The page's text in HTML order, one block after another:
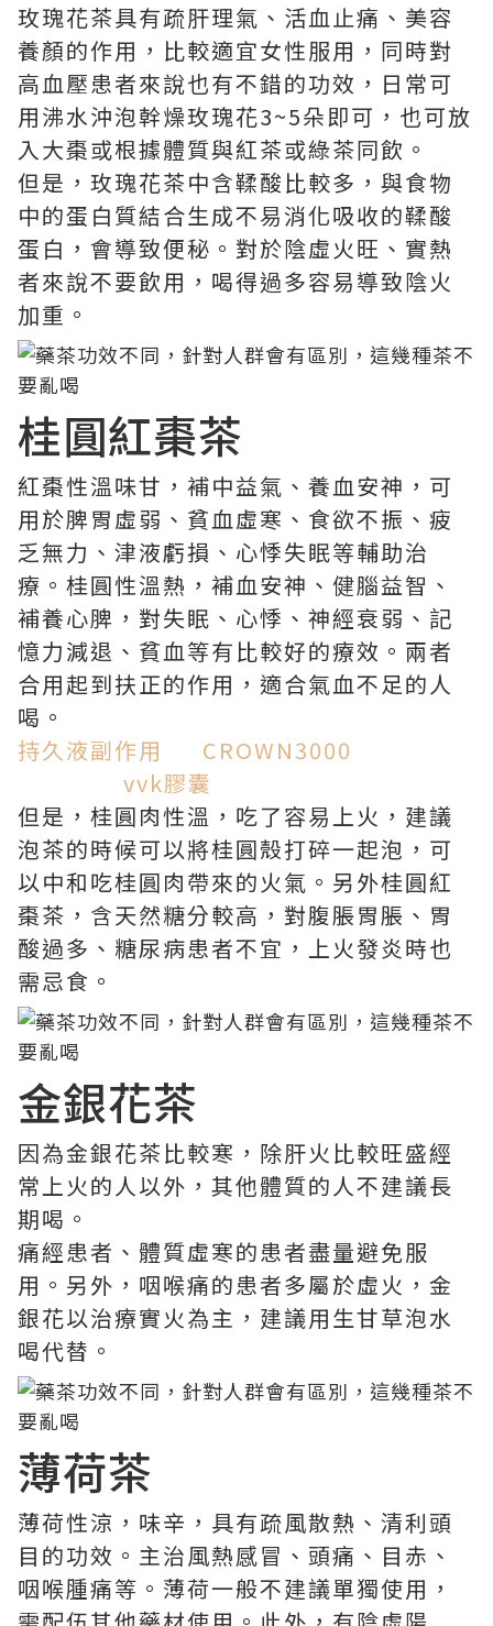
玫瑰花茶具有疏肝理氣、活血止痛、美容
養顏的作用，比較適宜女性服用，同時對
高血壓患者來說也有不錯的功效，日常可
用沸水沖泡幹燥玫瑰花3~5朵即可，也可放
入大棗或根據體質與紅茶或綠茶同飲。
但是，玫瑰花茶中含鞣酸比較多，與食物
中的蛋白質結合生成不易消化吸收的鞣酸
蛋白，會導致便秘。對於陰虛火旺、實熱
者來說不要飲用，喝得過多容易導致陰火
加重。
桂圓紅棗茶
紅棗性溫味甘，補中益氣、養血安神，可
用於脾胃虛弱、貧血虛寒、食欲不振、疲
乏無力、津液虧損、心悸失眠等輔助治
療。桂圓性溫熱，補血安神、健腦益智、
補養心脾，對失眠、心悸、神經衰弱、記
憶力減退、貧血等有比較好的療效。兩者
合用起到扶正的作用，適合氣血不足的人
喝。
持久液副作用
CROWN3000
vvk膠囊
但是，桂圓肉性溫，吃了容易上火，建議
泡茶的時候可以將桂圓殼打碎一起泡，可
以中和吃桂圓肉帶來的火氣。另外桂圓紅
棗茶，含天然糖分較高，對腹脹胃脹、胃
酸過多、糖尿病患者不宜，上火發炎時也
需忌食。
金銀花茶
因為金銀花茶比較寒，除肝火比較旺盛經
常上火的人以外，其他體質的人不建議長
期喝。
痛經患者、體質虛寒的患者盡量避免服
用。另外，咽喉痛的患者多屬於虛火，金
銀花以治療實火為主，建議用生甘草泡水
喝代替。
薄荷茶
薄荷性涼，味辛，具有疏風散熱、清利頭
目的功效。主治風熱感冒、頭痛、目赤、
咽喉腫痛等。薄荷一般不建議單獨使用，